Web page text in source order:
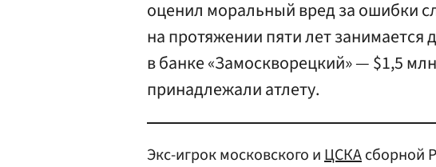
оценил моральный вред за ошибки
на протяжении пяти лет занимается
в банке «Замоскворецкий» — $1,5
принадлежали атлету.
Экс-игрок московского иЦСКАсборной